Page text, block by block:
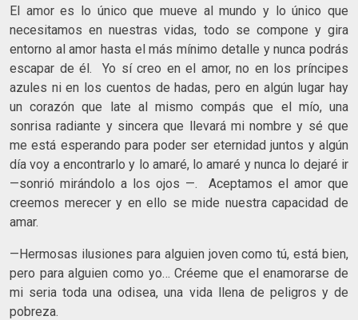
El amor es lo único que mueve al mundo y lo único que
necesitamos en nuestras vidas, todo se compone y gira
entorno al amor hasta el más mínimo detalle y nunca podrás
escapar de él. Yo sí creo en el amor, no en los príncipes
azules ni en los cuentos de hadas, pero en algún lugar hay
un corazón que late al mismo compás que el mío, una
sonrisa radiante y sincera que llevará mi nombre y sé que
me está esperando para poder ser eternidad juntos y algún
día voy a encontrarlo y lo amaré, lo amaré y nunca lo dejaré ir
—sonrió mirándolo a los ojos —. Aceptamos el amor que
creemos merecer y en ello se mide nuestra capacidad de
amar.
—Hermosas ilusiones para alguien joven como tú, está bien,
pero para alguien como yo… Créeme que el enamorarse de
mi seria toda una odisea, una vida llena de peligros y de
pobreza.